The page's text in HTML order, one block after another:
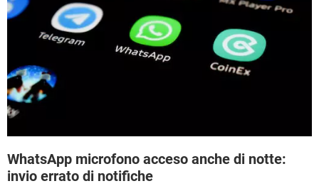
WhatsApp microfono acceso anche di notte:
invio errato di notifiche